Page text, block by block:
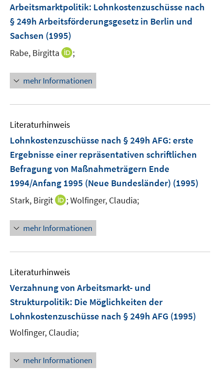
n
s
r
ö
f
n
Arbeitsmarktpolitik: Lohnkostenzuschüsse nach
§ 249h Arbeitsförderungsgesetz in Berlin und
Sachsen (1995)
Rabe, Birgitta
I
n
e
F
e
n
s
t
r
ö
f
n
;
mehr Informationen
Literaturhinweis
Lohnkostenzuschüsse nach § 249h AFG: erste
Ergebnisse einer repräsentativen schriftlichen
Befragung von Maßnahmeträgern Ende
1994/Anfang 1995 (Neue Bundesländer) (1995)
Stark, Birgit
I
n
e
m
e
n
s
t
r
ö
;Wolfinger, Claudia;
mehr Informationen
Literaturhinweis
Verzahnung von Arbeitsmarkt- und
Strukturpolitik: Die Möglichkeiten der
Lohnkostenzuschüsse nach § 249h AFG (1995)
Wolfinger, Claudia;
mehr Informationen